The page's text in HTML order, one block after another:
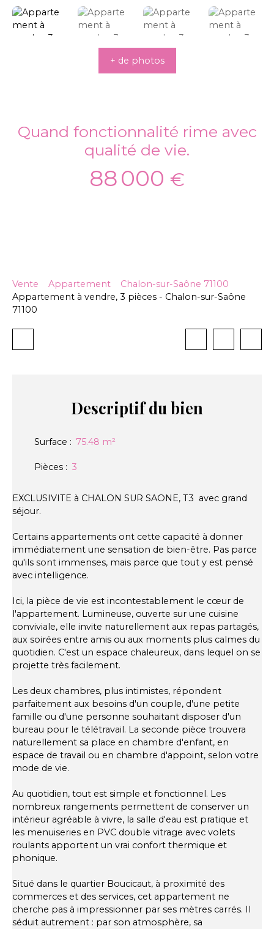
+ de photos
Quand fonctionnalité rime avec
qualité de vie.
88 000 €
Vente Appartement
Chalon-sur-Saône 71100
Appartement à vendre, 3 pièces - Chalon-sur-Saône
71100
Descriptifdu bien
Surface : 75.48 m²
Pièces : 3
EXCLUSIVITE à CHALON SUR SAONE, T3 avec grand
séjour.
Certains appartements ont cette capacité à donner
immédiatement une sensation de bien-être. Pas parce
qu'ils sont immenses, mais parce que tout y est pensé
avec intelligence.
Ici, la pièce de vie est incontestablement le cœur de
l'appartement. Lumineuse, ouverte sur une cuisine
conviviale, elle invite naturellement aux repas partagés,
aux soirées entre amis ou aux moments plus calmes du
quotidien. C'est un espace chaleureux, dans lequel on se
projette très facilement.
Les deux chambres, plus intimistes, répondent
parfaitement aux besoins d'un couple, d'une petite
famille ou d'une personne souhaitant disposer d'un
bureau pour le télétravail. La seconde pièce trouvera
naturellement sa place en chambre d'enfant, en
espace de travail ou en chambre d'appoint, selon votre
mode de vie.
Au quotidien, tout est simple et fonctionnel. Les
nombreux rangements permettent de conserver un
intérieur agréable à vivre, la salle d'eau est pratique et
les menuiseries en PVC double vitrage avec volets
roulants apportent un vrai confort thermique et
phonique.
Situé dans le quartier Boucicaut, à proximité des
commerces et des services, cet appartement ne
cherche pas à impressionner par ses mètres carrés. Il
séduit autrement : par son atmosphère, sa